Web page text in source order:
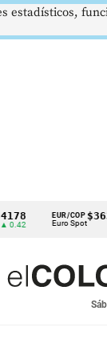
EUR/COP
Euro Spot
$3639
—
estadísticos,